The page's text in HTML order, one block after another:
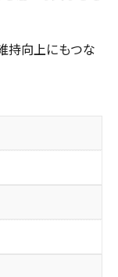
持向上にもつな